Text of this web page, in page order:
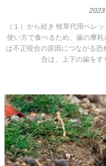
（１）から続き 牧草代用ペレ
使い方で食べるため、歯の摩
は不正咬合の原因につながる
合は、上下の歯をす